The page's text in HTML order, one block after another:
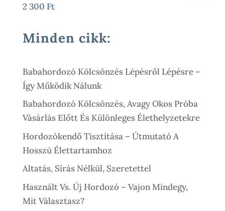
500 Ft
2 300 Ft
Minden cikk:
Babahordozó Kölcsönzés Lépésről Lépésre –
Így Működik Nálunk
Babahordozó Kölcsönzés, Avagy Okos Próba
Vásárlás Előtt És Különleges Élethelyzetekre
Hordozókendő Tisztítása – Útmutató A
Hosszú Élettartamhoz
Altatás, Sírás Nélkül, Szeretettel
Használt Vs. Új Hordozó – Vajon Mindegy,
Mit Választasz?